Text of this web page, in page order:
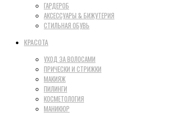
ГАРДЕРОБ
АКСЕССУАРЫ & БИЖУТЕРИЯ
СТИЛЬНАЯ ОБУВЬ
КРАСОТА
УХОД ЗА ВОЛОСАМИ
ПРИЧЕСКИ И СТРИЖКИ
МАКИЯЖ
ПИЛИНГИ
КОСМЕТОЛОГИЯ
МАНИКЮР